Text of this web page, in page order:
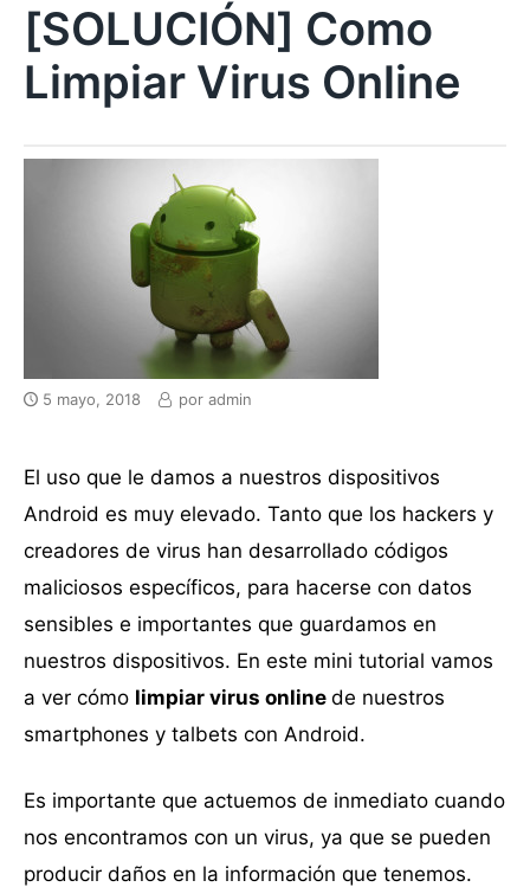
[SOLUCIÓN] Como
Limpiar Virus Online
5 mayo, 2018 por admin
El uso que le damos a nuestros dispositivos
Android es muy elevado. Tanto que los hackers y
creadores de virus han desarrollado códigos
maliciosos específicos, para hacerse con datos
sensibles e importantes que guardamos en
nuestros dispositivos. En este mini tutorial vamos
a ver cómo limpiar virus online de nuestros
smartphones y talbets con Android.
Es importante que actuemos de inmediato cuando
nos encontramos con un virus, ya que se pueden
producir daños en la información que tenemos.